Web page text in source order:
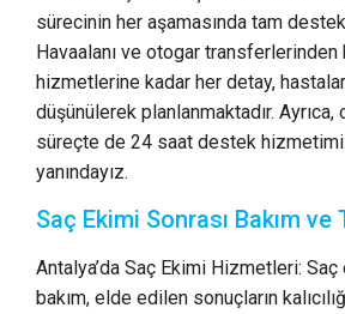
sürecinin her aşamasında tam
Havaalanı ve otogar transferlerinden
hizmetlerine kadar her detay,
düşünülerek planlanmaktadır.
süreçte de 24 saat destek
yanındayız.
Saç Ekimi Sonrası Bakım ve
Antalya’da Saç Ekimi Hizmetleri: Saç
bakım, elde edilen sonuçların